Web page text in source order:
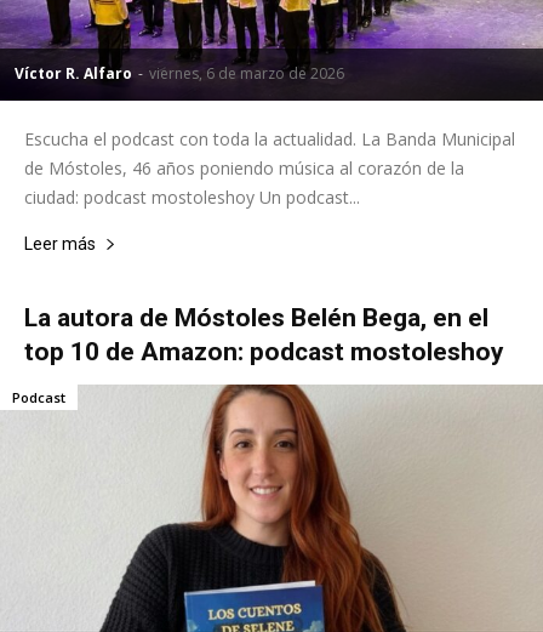
Víctor R. Alfaro - viernes, 6 de marzo de 2026
Escucha el podcast con toda la actualidad. La Banda Municipal
de Móstoles, 46 años poniendo música al corazón de la
ciudad: podcast mostoleshoy Un podcast...
Leer más
La autora de Móstoles Belén Bega, en el
top 10 de Amazon: podcast mostoleshoy
Podcast